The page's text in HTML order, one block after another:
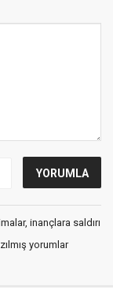
inançlara saldırı
yorumlar